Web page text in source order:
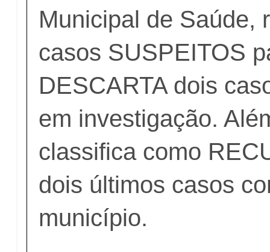
Municipal de Saúde,
casos SUSPEITOS
DESCARTA dois
em investigação.
classifica como
dois últimos casos
município.